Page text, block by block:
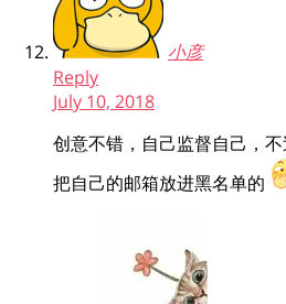
小彦
Reply
July 10, 2018
创意不错，自己监督自己，
把自己的邮箱放进黑名单的